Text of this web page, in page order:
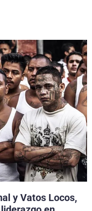
y Vatos Locos,